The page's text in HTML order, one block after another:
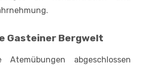
Gasteiner Bergwelt
abgeschlossen